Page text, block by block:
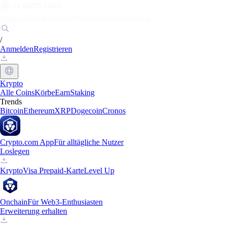
/
AnmeldenRegistrieren
Krypto
Alle CoinsKörbeEarnStaking
Trends
BitcoinEthereumXRPDogecoinCronos
Crypto.com AppFür alltägliche Nutzer
Loslegen
KryptoVisa Prepaid-KarteLevel Up
OnchainFür Web3-Enthusiasten
Erweiterung erhalten